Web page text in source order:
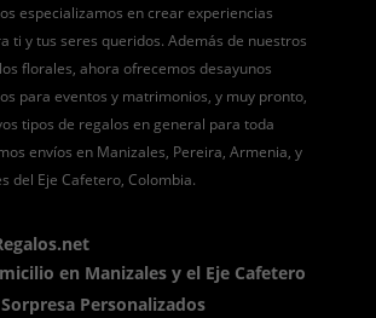
especializamos en crear experiencias
ti y tus seres queridos. Además de nuestros
florales, ahora ofrecemos desayunos
para eventos y matrimonios, y muy pronto,
tipos de regalos en general para toda
envíos en Manizales, Pereira, Armenia, y
del Eje Cafetero, Colombia.
en Manizales y el Eje Cafetero
Personalizados